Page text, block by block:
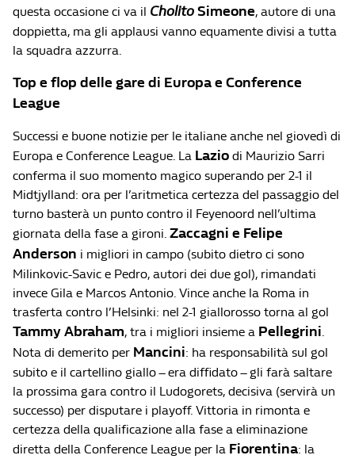
questa occasione ci va il CholitoSimeone, autore di una
doppietta, ma gli applausi vanno equamente divisi a tutta
la squadra azzurra.
Top e flop delle gare di Europa e Conference
League
Successi e buone notizie per le italiane anche nel giovedì di
Europa e Conference League. La Lazio di Maurizio Sarri
conferma il suo momento magico superando per 2-1 il
Midtjylland: ora per l’aritmetica certezza del passaggio del
turno basterà un punto contro il Feyenoord nell’ultima
giornata della fase a gironi. Zaccagni e Felipe
Anderson i migliori in campo (subito dietro ci sono
Milinkovic-Savic e Pedro, autori dei due gol), rimandati
invece Gila e Marcos Antonio. Vince anche la Roma in
trasferta contro l’Helsinki: nel 2-1 giallorosso torna al gol
Tammy Abraham, tra i migliori insieme a Pellegrini.
Nota di demerito per Mancini: ha responsabilità sul gol
subito e il cartellino giallo – era diffidato – gli farà saltare
la prossima gara contro il Ludogorets, decisiva (servirà un
successo) per disputare i playoff. Vittoria in rimonta e
certezza della qualificazione alla fase a eliminazione
diretta della Conference League per la Fiorentina: la